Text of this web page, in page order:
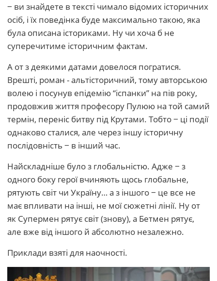
‒ ви знайдете в тексті чимало відомих історичних
осіб, і їх поведінка буде максимально такою, яка
була описана істориками. Ну чи хоча б не
суперечитиме історичним фактам.
А от з деякими датами довелося погратися.
Врешті, роман - альтісторичний, тому авторською
волею і посунув епідемію “іспанки” на пів року,
продовжив життя професору Пулюю на той самий
термін, переніс битву під Крутами. Тобто ‒ ці події
однаково сталися, але через іншу історичну
послідовність ‒ в інший час.
Найскладніше було з глобальністю. Адже ‒ з
одного боку герої вчиняють щось глобальне,
рятують світ чи Україну… а з іншого ‒ це все не
має впливати на інші, не мої сюжетні лінії. Ну от
як Супермен рятує світ (знову), а Бетмен рятує,
але вже від іншого й абсолютно незалежно.
Приклади взяті для наочності.